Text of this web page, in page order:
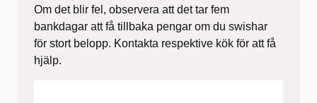
Om det blir fel, observera att det tar fem
bankdagar att få tillbaka pengar om du swishar
för stort belopp. Kontakta respektive kök för att få
hjälp.